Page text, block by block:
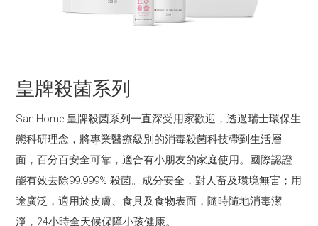
皇牌殺菌系列
SaniHome 皇牌殺菌系列一直深受用家歡迎，透過瑞士環保生
態科研理念，將專業醫療級別的消毒殺菌科技帶到生活層
面，百分百安全可靠，適合有小朋友的家庭使用。國際認證
能有效去除99.999% 殺菌。成分安全，對人畜及環境無害；用
途廣泛，適用於皮膚、食具及食物表面，隨時隨地消毒潔
淨，24小時全天候保障小孩健康。